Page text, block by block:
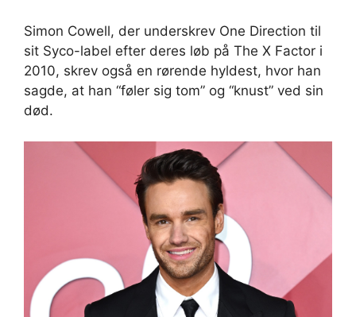
Simon Cowell, der underskrev One Direction til
sit Syco-label efter deres løb på The X Factor i
2010, skrev også en rørende hyldest, hvor han
sagde, at han “føler sig tom” og “knust” ved sin
død.